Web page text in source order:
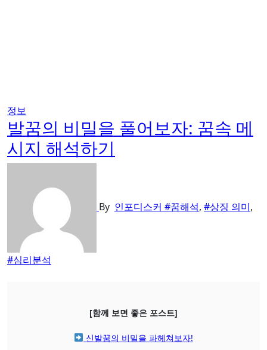
정보
발꿈의 비밀을 풀어보자: 꿈속 메
시지 해석하기
By 인포디스커 #꿈해석, #상징 의미,
#심리분석
[함께 보면 좋은 포스트]
신발꿈의 비밀을 파헤쳐보자!